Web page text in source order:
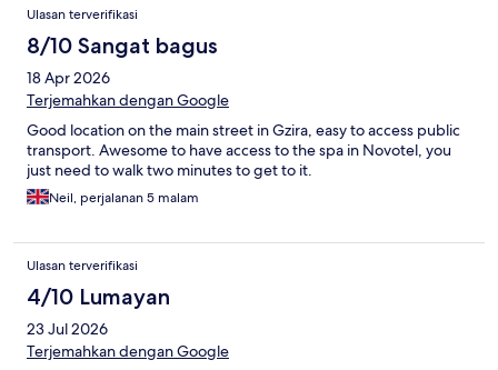
Ulasan terverifikasi
8/10 Sangat bagus
18 Apr 2026
Terjemahkan dengan Google
Good location on the main street in Gzira, easy to access public
transport. Awesome to have access to the spa in Novotel, you
just need to walk two minutes to get to it.
Neil, perjalanan 5 malam
Ulasan terverifikasi
4/10 Lumayan
23 Jul 2026
Terjemahkan dengan Google